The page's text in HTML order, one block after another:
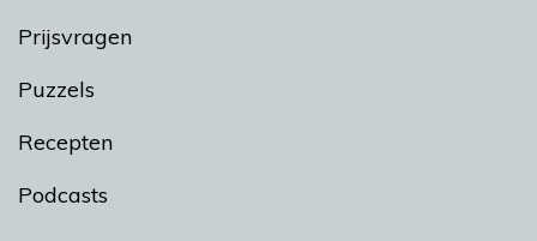
Prijsvragen
Puzzels
Recepten
Podcasts